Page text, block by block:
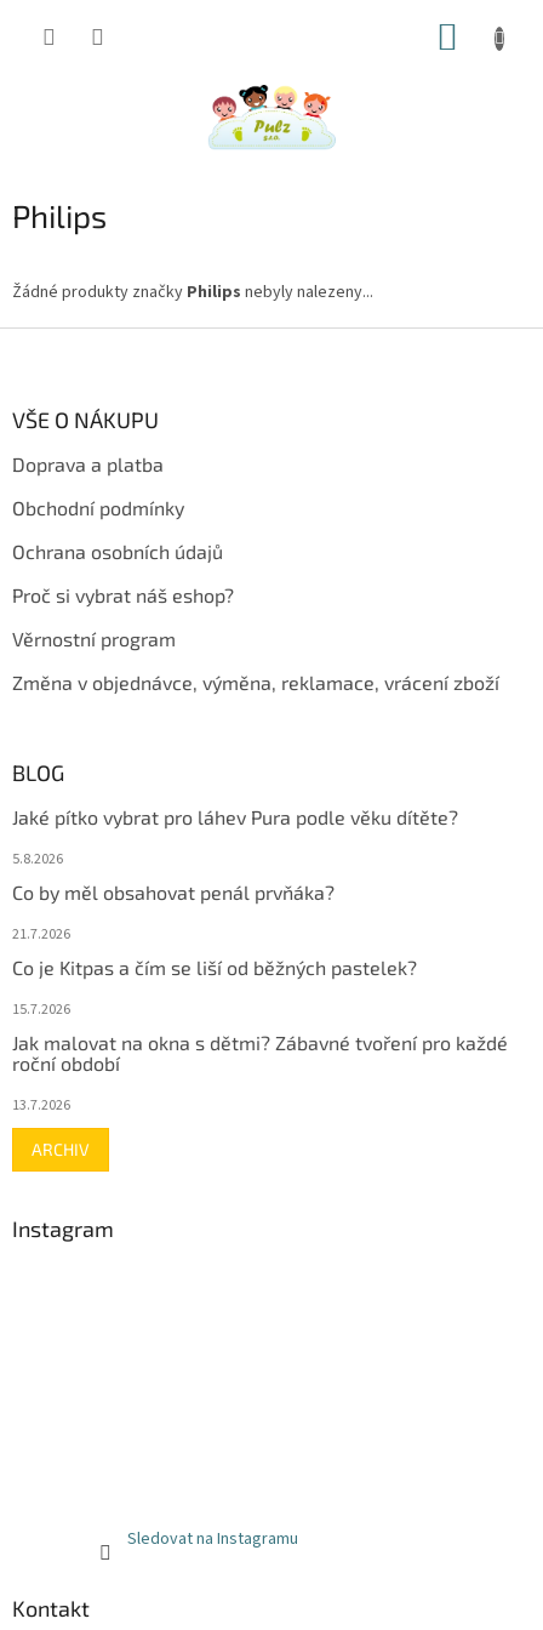
Philips
Žádné produkty značky Philips nebyly nalezeny...
VŠE O NÁKUPU
Doprava a platba
Obchodní podmínky
Ochrana osobních údajů
Proč si vybrat náš eshop?
Věrnostní program
Změna v objednávce, výměna, reklamace, vrácení zboží
BLOG
Jaké pítko vybrat pro láhev Pura podle věku dítěte?
5.8.2026
Co by měl obsahovat penál prvňáka?
21.7.2026
Co je Kitpas a čím se liší od běžných pastelek?
15.7.2026
Jak malovat na okna s dětmi? Zábavné tvoření pro každé
roční období
13.7.2026
ARCHIV
Instagram
Sledovat na Instagramu
Kontakt